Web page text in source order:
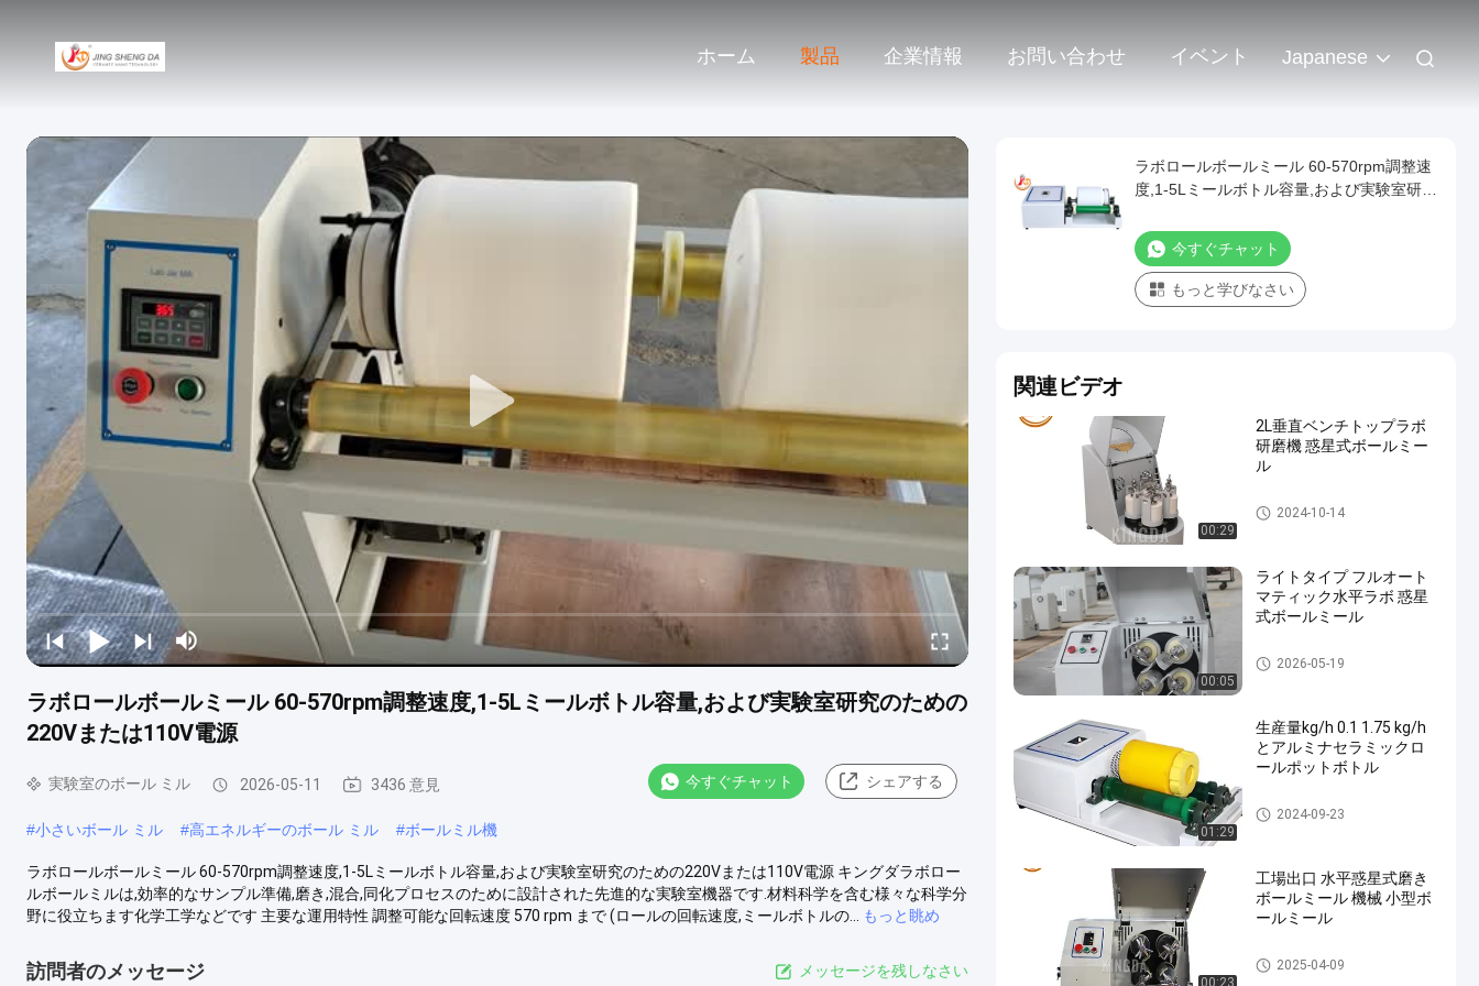
ホーム 製品 企業情報 お問い合わせ イベント Japanese
ラボロールボールミール 60-570rpm調整速度,1-5Lミールボトル容量,および実験室研究のための
220Vまたは110V電源
実験室のボール ミル 2026-05-11 3436 意見 今すぐチャット シェアする
#小さいボール ミル #高エネルギーのボール ミル #ボールミル機
ラボロールボールミール 60-570rpm調整速度,1-5Lミールボトル容量,および実験室研究のための220Vまたは110V電源 キングダラボロー
ルボールミルは,効率的なサンプル準備,磨き,混合,同化プロセスのために設計された先進的な実験室機器です.材料科学を含む様々な科学分
野に役立ちます化学工学などです 主要な運用特性 調整可能な回転速度 570 rpm まで (ロールの回転速度,ミールボトルの...
もっと眺め
訪問者のメッセージ メッセージを残しなさい
ラボロールボールミール 60-570rpm調整速
度,1-5Lミールボトル容量,および実験室研究
今すぐチャット
もっと学びなさい
関連ビデオ
00:29
2L垂直ベンチトップラボ
研磨機 惑星式ボールミー
ル
惑星のボール ミル
2024-10-14
00:05
ライトタイプ フルオート
マティック水平ラボ 惑星
式ボールミール
実験室のボール ミル
2026-05-19
01:29
生産量kg/h 0.1 1.75 kg/h
とアルミナセラミックロ
ールポットボトル
実験室のボール ミル
2024-09-23
00:23
工場出口 水平惑星式磨き
ボールミール 機械 小型ボ
ールミール
実験室のボール ミル
2025-04-09